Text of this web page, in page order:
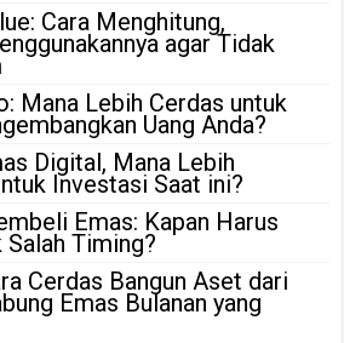
Cara Menghitung,
agar Tidak
Mana Lebih Cerdas untuk
Uang Anda?
Digital, Mana Lebih
Investasi Saat ini?
Emas: Kapan Harus
Timing?
Cerdas Bangun Aset dari
Emas Bulanan yang